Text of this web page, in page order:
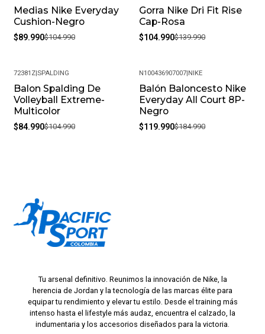
-14%
Medias Nike Everyday
Cushion-Negro
$89.990$104.990
-25%
Gorra Nike Dri Fit Rise
Cap-Rosa
$104.990$139.990
-19%
72381Z| SPALDING
Balon Spalding De
Volleyball Extreme-
Multicolor
$84.990$104.990
-35%
N100436907007 NIKE
Balón Baloncesto Nike
Everyday All Court 8P-
Negro
$119.990$184.990
Tu arsenal definitivo. Reunimos la innovación de Nike, la
herencia de Jordan y la tecnología de las marcas élite para
equipar tu rendimiento y elevar tu estilo. Desde el training más
intenso hasta el lifestyle más audaz, encuentra el calzado, la
indumentaria y los accesorios diseñados para la victoria.